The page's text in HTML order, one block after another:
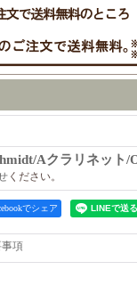
Aクラリネット/
ください。
でシェア
項